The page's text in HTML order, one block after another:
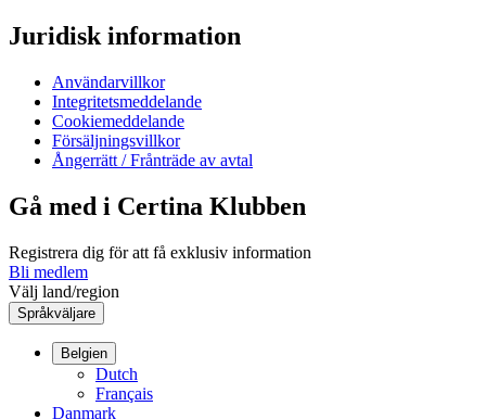
Juridisk information
Användarvillkor
Integritetsmeddelande
Cookiemeddelande
Försäljningsvillkor
Ångerrätt / Frånträde av avtal
Gå med i Certina Klubben
Registrera dig för att få exklusiv information
Bli medlem
Välj land/region
Språkväljare
Belgien
Dutch
Français
Danmark